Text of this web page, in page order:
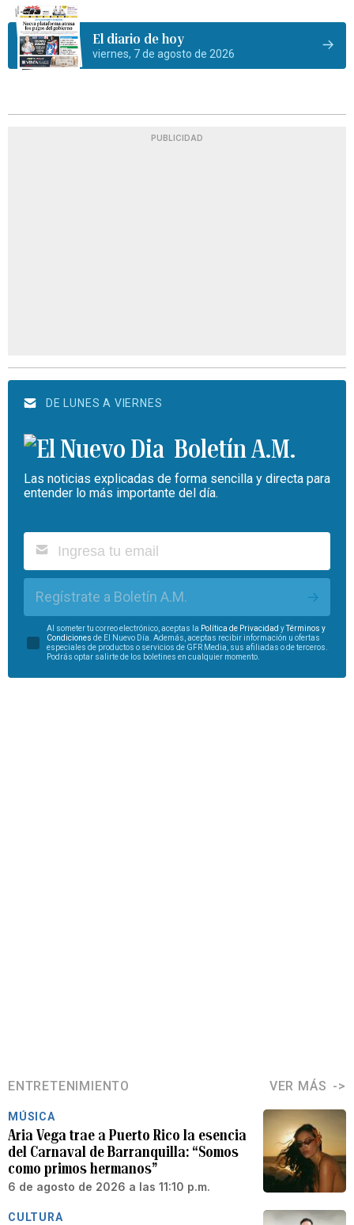
El diario de hoy
viernes, 7 de agosto de 2026
PUBLICIDAD
DE LUNES A VIERNES
Boletín A.M.
Las noticias explicadas de forma sencilla y directa para
entender lo más importante del día.
Regístrate a Boletín A.M.
Al someter tu correo electrónico, aceptas la Política de Privacidad yTérminos y
Condiciones de El Nuevo Día. Además, aceptas recibir información u ofertas
especiales de productos o servicios de GFR Media, sus afiliadas o de terceros.
Podrás optar salirte de los boletines en cualquier momento.
ENTRETENIMIENTO VER MÁS
MÚSICA
Aria Vega trae a Puerto Rico la esencia
del Carnaval de Barranquilla: “Somos
como primos hermanos”
6 de agosto de 2026 a las 11:10 p.m.
CULTURA